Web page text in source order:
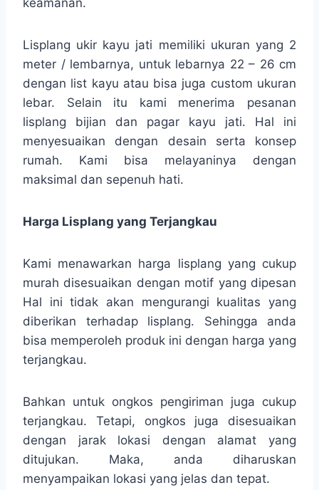
Lisplang ukir kayu jati memiliki ukuran yang 2
meter / lembarnya, untuk lebarnya 22 – 26 cm
dengan list kayu atau bisa juga custom ukuran
lebar. Selain itu kami menerima pesanan
lisplang bijian dan pagar kayu jati. Hal ini
menyesuaikan dengan desain serta konsep
rumah. Kami bisa melayaninya dengan
maksimal dan sepenuh hati.
Harga Lisplang yang Terjangkau
Kami menawarkan harga lisplang yang cukup
murah disesuaikan dengan motif yang dipesan
Hal ini tidak akan mengurangi kualitas yang
diberikan terhadap lisplang. Sehingga anda
bisa memperoleh produk ini dengan harga yang
terjangkau.
Bahkan untuk ongkos pengiriman juga cukup
terjangkau. Tetapi, ongkos juga disesuaikan
dengan jarak lokasi dengan alamat yang
ditujukan. Maka, anda diharuskan
menyampaikan lokasi yang jelas dan tepat.